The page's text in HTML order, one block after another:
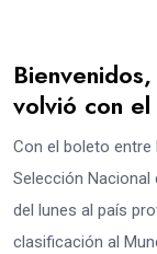
volvió con
Con el boleto entre
Selección Nacional
del lunes al país
clasificación al